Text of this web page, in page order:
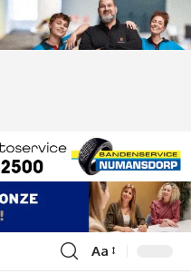
Lettergrootte
Aa